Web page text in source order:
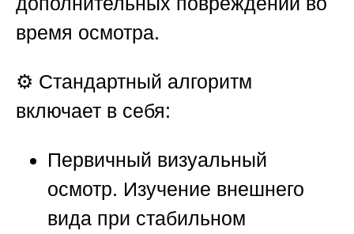
время осмотра.
⚙️ Стандартный алгоритм
включает в себя:
Первичный визуальный
осмотр. Изучение внешнего
вида при стабильном